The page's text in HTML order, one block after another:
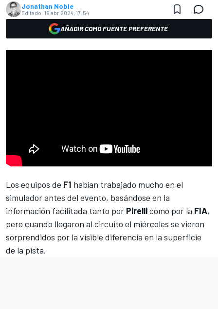
Jonathan Noble
Editado: 19 abr 2024, 17:54
AÑADIR COMO FUENTE PREFERENTE
Los equipos de F1 habían trabajado mucho en el
simulador antes del evento, basándose en la
información facilitada tanto por Pirellicomo por la FIA,
pero cuando llegaron al circuito el miércoles se vieron
sorprendidos por la visible diferencia en la superficie
de la pista.